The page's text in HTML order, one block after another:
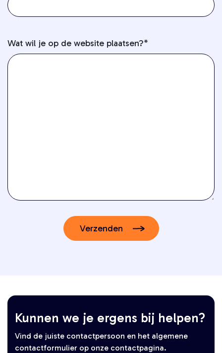
Wat wil je op de website plaatsen?*
Verzenden
Kunnen we je ergens bij helpen?
Vind de juiste contactpersoon en het algemene
contactformulier op onze contactpagina.